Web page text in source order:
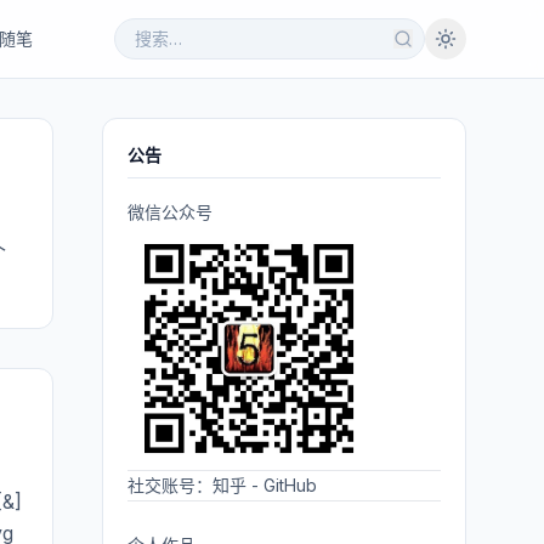
随笔
公告
微信公众号
社交账号： 知乎 - GitHub